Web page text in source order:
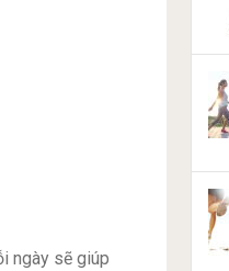
ngày sẽ giúp